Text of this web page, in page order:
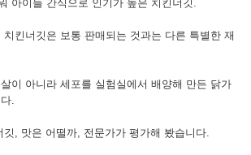
아이들 간식으로 인기가 높은 치킨너깃.
킨너깃은 보통 판매되는 것과는 다른 특별한 재
이 아니라 세포를 실험실에서 배양해 만든 닭가
.
깃, 맛은 어떨까, 전문가가 평가해 봤습니다.